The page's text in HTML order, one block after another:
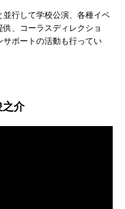
行して学校公演、各種イベ
、コーラスディレクショ
ポートの活動も行ってい
之介